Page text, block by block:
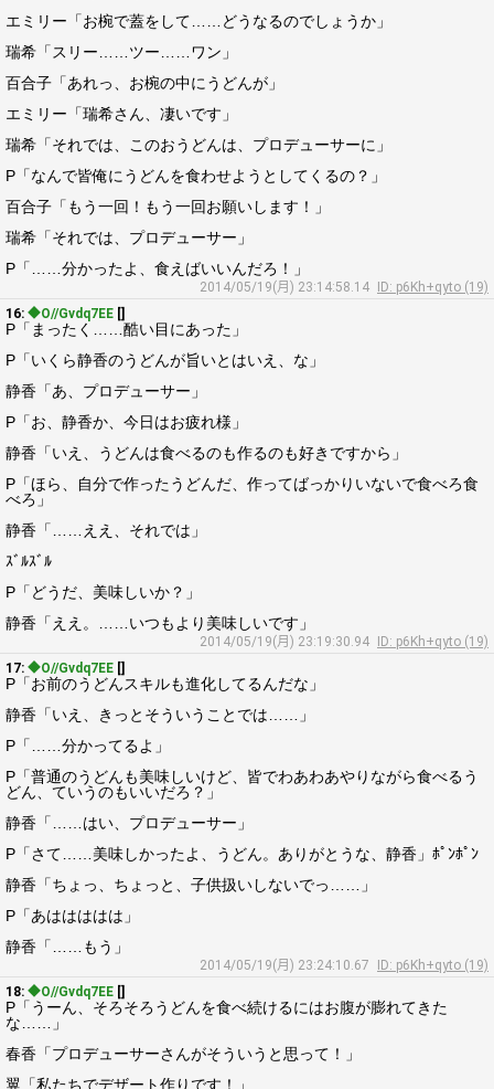
エミリー「お椀で蓋をして……どうなるのでしょうか」
瑞希「スリー……ツー……ワン」
百合子「あれっ、お椀の中にうどんが」
エミリー「瑞希さん、凄いです」
瑞希「それでは、このおうどんは、プロデューサーに」
P「なんで皆俺にうどんを食わせようとしてくるの？」
百合子「もう一回！もう一回お願いします！」
瑞希「それでは、プロデューサー」
P「……分かったよ、食えばいいんだろ！」
2014/05/19(月) 23:14:58.14
ID: p6Kh+qyto (19)
16: ◆O//Gvdq7EE []
P「まったく……酷い目にあった」
P「いくら静香のうどんが旨いとはいえ、な」
静香「あ、プロデューサー」
P「お、静香か、今日はお疲れ様」
静香「いえ、うどんは食べるのも作るのも好きですから」
P「ほら、自分で作ったうどんだ、作ってばっかりいないで食べろ食
べろ」
静香「……ええ、それでは」
ｽﾞﾙｽﾞﾙ
P「どうだ、美味しいか？」
静香「ええ。……いつもより美味しいです」
2014/05/19(月) 23:19:30.94
ID: p6Kh+qyto (19)
17: ◆O//Gvdq7EE []
P「お前のうどんスキルも進化してるんだな」
静香「いえ、きっとそういうことでは……」
P「……分かってるよ」
P「普通のうどんも美味しいけど、皆でわあわあやりながら食べるう
どん、ていうのもいいだろ？」
静香「……はい、プロデューサー」
P「さて……美味しかったよ、うどん。ありがとうな、静香」ﾎﾟﾝﾎﾟﾝ
静香「ちょっ、ちょっと、子供扱いしないでっ……」
P「あははははは」
静香「……もう」
2014/05/19(月) 23:24:10.67
ID: p6Kh+qyto (19)
18: ◆O//Gvdq7EE []
P「うーん、そろそろうどんを食べ続けるにはお腹が膨れてきた
な……」
春香「プロデューサーさんがそういうと思って！」
翼「私たちでデザート作りです！」